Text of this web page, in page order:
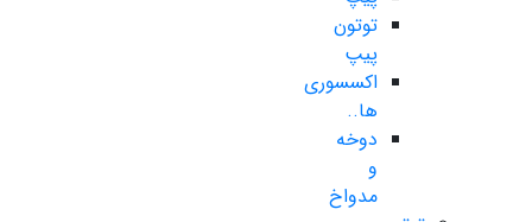
توتون
پیپ
اکسسوری
ها..
دوخه
و
مدواخ